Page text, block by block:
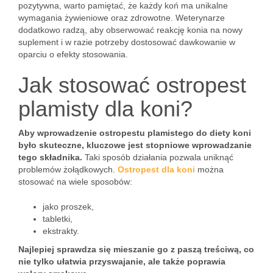
pozytywna, warto pamiętać, że każdy koń ma unikalne
wymagania żywieniowe oraz zdrowotne. Weterynarze
dodatkowo radzą, aby obserwować reakcję konia na nowy
suplement i w razie potrzeby dostosować dawkowanie w
oparciu o efekty stosowania.
Jak stosować ostropest
plamisty dla koni?
Aby wprowadzenie ostropestu plamistego do diety koni
było skuteczne, kluczowe jest stopniowe wprowadzanie
tego składnika. Taki sposób działania pozwala uniknąć
problemów żołądkowych. Ostropest dla koni można
stosować na wiele sposobów:
jako proszek,
tabletki,
ekstrakty.
Najlepiej sprawdza się mieszanie go z paszą treściwą, co
nie tylko ułatwia przyswajanie, ale także poprawia